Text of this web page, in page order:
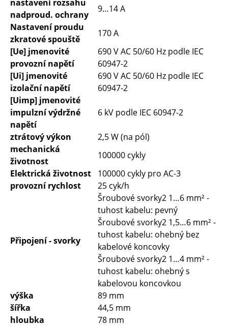
nastavení rozsahu
nadproud. ochrany
9…14 A
Nastavení proudu
zkratové spouště
170 A
[Ue] jmenovité
provozní napětí
690 V AC 50/60 Hz podle IEC
60947-2
[Ui] jmenovité
izolační napětí
690 V AC 50/60 Hz podle IEC
60947-2
[Uimp] jmenovité
impulzní výdržné
napětí
6 kV podle IEC 60947-2
ztrátový výkon
2,5 W (na pól)
mechanická
životnost
100000 cykly
Elektrická životnost
100000 cykly pro AC-3
provozní rychlost
25 cyk/h
Připojení - svorky
Šroubové svorky2 1…6 mm² -
tuhost kabelu: pevný
Šroubové svorky2 1,5…6 mm² -
tuhost kabelu: ohebný bez
kabelové koncovky
Šroubové svorky2 1…4 mm² -
tuhost kabelu: ohebný s
kabelovou koncovkou
výška
89 mm
šířka
44,5 mm
hloubka
78 mm